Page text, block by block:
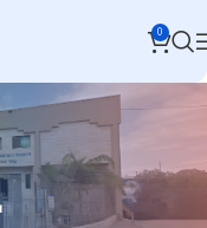
0